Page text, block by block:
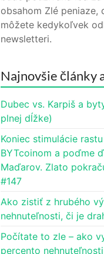
obsahom Zlé
môžete kedykoľvek
newsletteri.
Najnovšie články
Dubec vs. Karpiš a
plnej dĺžke)
Koniec stimulácie
BYTcoinom a poďme
Maďarov. Zlato
#147
Ako zistiť z hrubého
nehnuteľnosti, či je
Počítate to zle – ako
percento